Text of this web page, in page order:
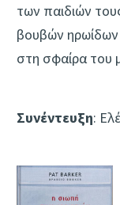
των παιδιών
βουβών
στη σφαίρα του
Συνέντευξη: